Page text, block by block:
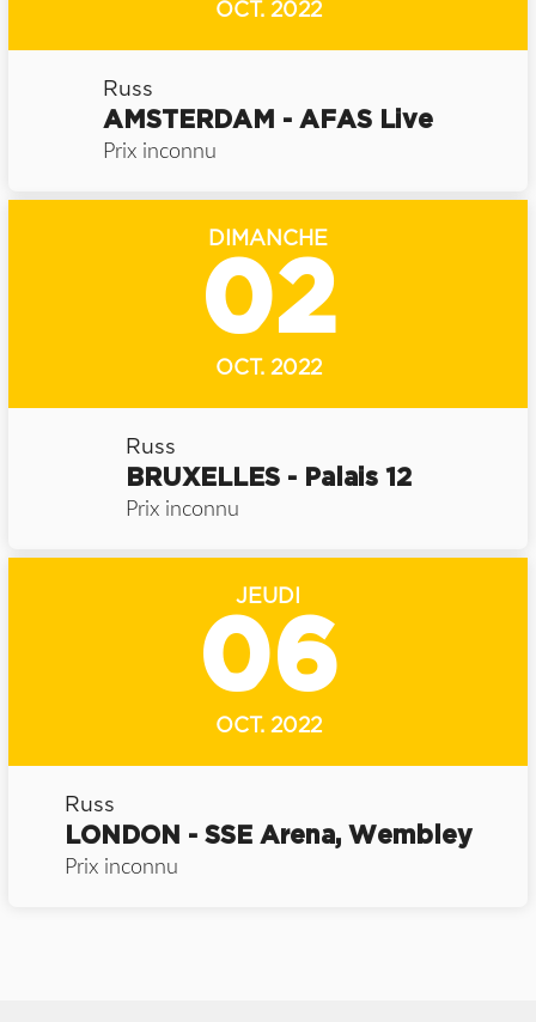
OCT. 2022
Russ
AMSTERDAM - AFAS Live
Prix inconnu
DIMANCHE
02
OCT. 2022
Russ
BRUXELLES - Palais 12
Prix inconnu
JEUDI
06
OCT. 2022
Russ
LONDON - SSE Arena, Wembley
Prix inconnu